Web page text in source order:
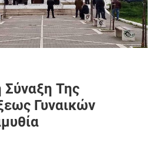
Σύναξη Της
Γυναικών